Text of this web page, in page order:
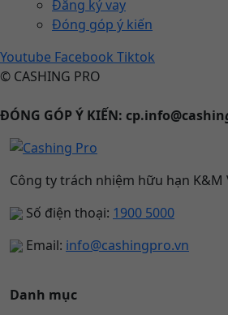
Đăng ký vay
Đóng góp ý kiến
Youtube Facebook Tiktok
© CASHING PRO
ĐÓNG GÓP Ý KIẾN: cp.info@cashin
Công ty trách nhiệm hữu hạn K&M
Số điện thoại: 1900 5000
Email: info@cashingpro.vn
Danh mục